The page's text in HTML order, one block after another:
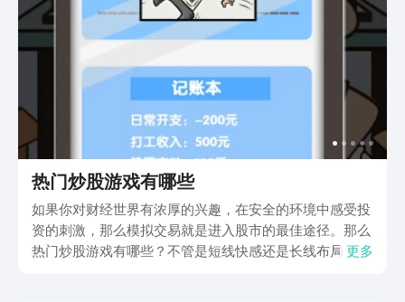
热门炒股游戏有哪些
如果你对财经世界有浓厚的兴趣，在安全的环境中感受投
资的刺激，那么模拟交易就是进入股市的最佳途径。那么
热门炒股游戏有哪些？不管是短线快感还是长线布局，都
更多